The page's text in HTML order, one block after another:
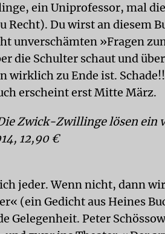
ein Uniprofessor, mal
Recht). Du wirst an diesem
unverschämten »Fragen
die Schulter schaut und
wirklich zu Ende ist.
erscheint erst Mitte März.
Zwick-Zwillinge lösen ein
12,90 €
jeder. Wenn nicht, dann
(ein Gedicht aus Heines
Gelegenheit. Peter